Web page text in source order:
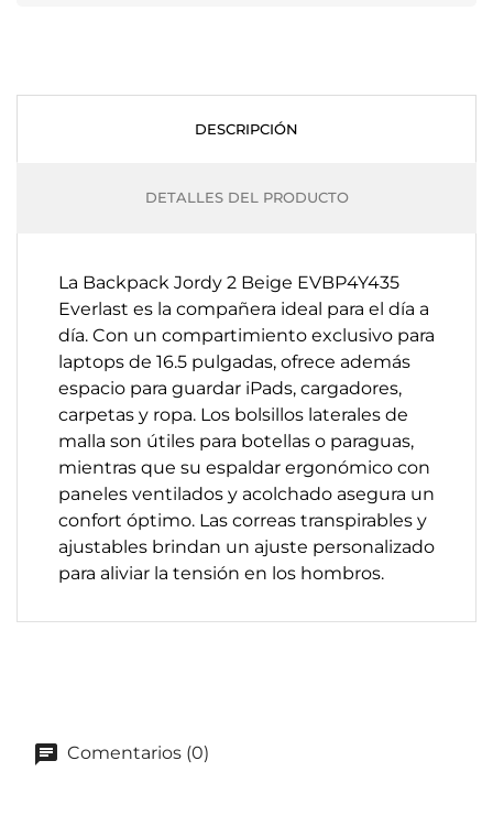
DESCRIPCIÓN
DETALLES DEL PRODUCTO
La Backpack Jordy 2 Beige EVBP4Y435
Everlast es la compañera ideal para el día a
día. Con un compartimiento exclusivo para
laptops de 16.5 pulgadas, ofrece además
espacio para guardar iPads, cargadores,
carpetas y ropa. Los bolsillos laterales de
malla son útiles para botellas o paraguas,
mientras que su espaldar ergonómico con
paneles ventilados y acolchado asegura un
confort óptimo. Las correas transpirables y
ajustables brindan un ajuste personalizado
para aliviar la tensión en los hombros.
Comentarios (0)